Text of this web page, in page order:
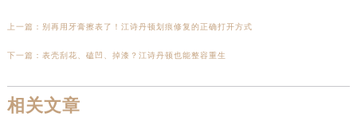
上一篇： 别再用牙膏擦表了！江诗丹顿划痕修复的正确打开方式
下一篇： 表壳刮花、磕凹、掉漆？江诗丹顿也能整容重生
相关文章